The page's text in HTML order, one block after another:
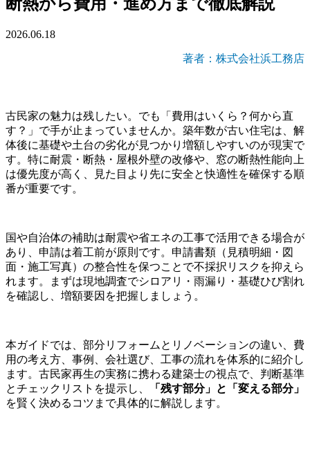
2026.06.18
著者：株式会社浜工務店
古民家の魅力は残したい。でも「費用はいくら？何から直
す？」で手が止まっていませんか。築年数が古い住宅は、解
体後に基礎や土台の劣化が見つかり増額しやすいのが現実で
す。特に耐震・断熱・屋根外壁の改修や、窓の断熱性能向上
は優先度が高く、見た目より先に安全と快適性を確保する順
番が重要です。
国や自治体の補助は耐震や省エネの工事で活用できる場合が
あり、申請は着工前が原則です。申請書類（見積明細・図
面・施工写真）の整合性を保つことで不採択リスクを抑えら
れます。まずは現地調査でシロアリ・雨漏り・基礎ひび割れ
を確認し、増額要因を把握しましょう。
本ガイドでは、部分リフォームとリノベーションの違い、費
用の考え方、事例、会社選び、工事の流れを体系的に紹介し
ます。古民家再生の実務に携わる建築士の視点で、判断基準
とチェックリストを提示し、
「残す部分」と「変える部分」
を賢く決めるコツまで具体的に解説します。